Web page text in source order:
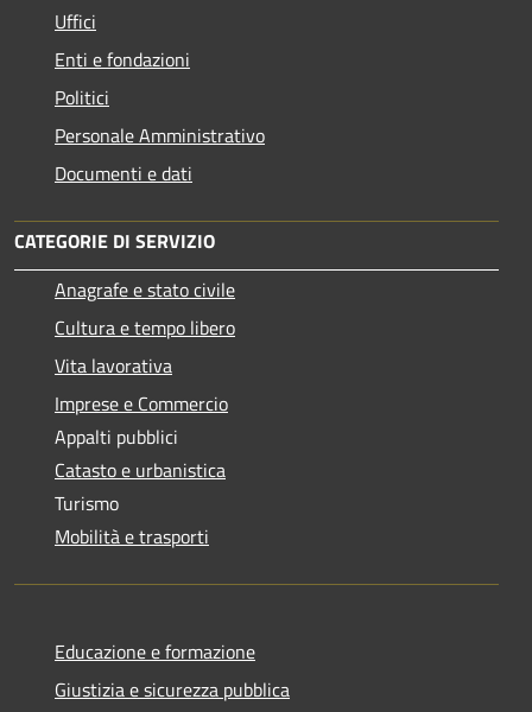
Uffici
Enti e fondazioni
Politici
Personale Amministrativo
Documenti e dati
CATEGORIE DI SERVIZIO
Anagrafe e stato civile
Cultura e tempo libero
Vita lavorativa
Imprese e Commercio
Appalti pubblici
Catasto e urbanistica
Turismo
Mobilità e trasporti
Educazione e formazione
Giustizia e sicurezza pubblica